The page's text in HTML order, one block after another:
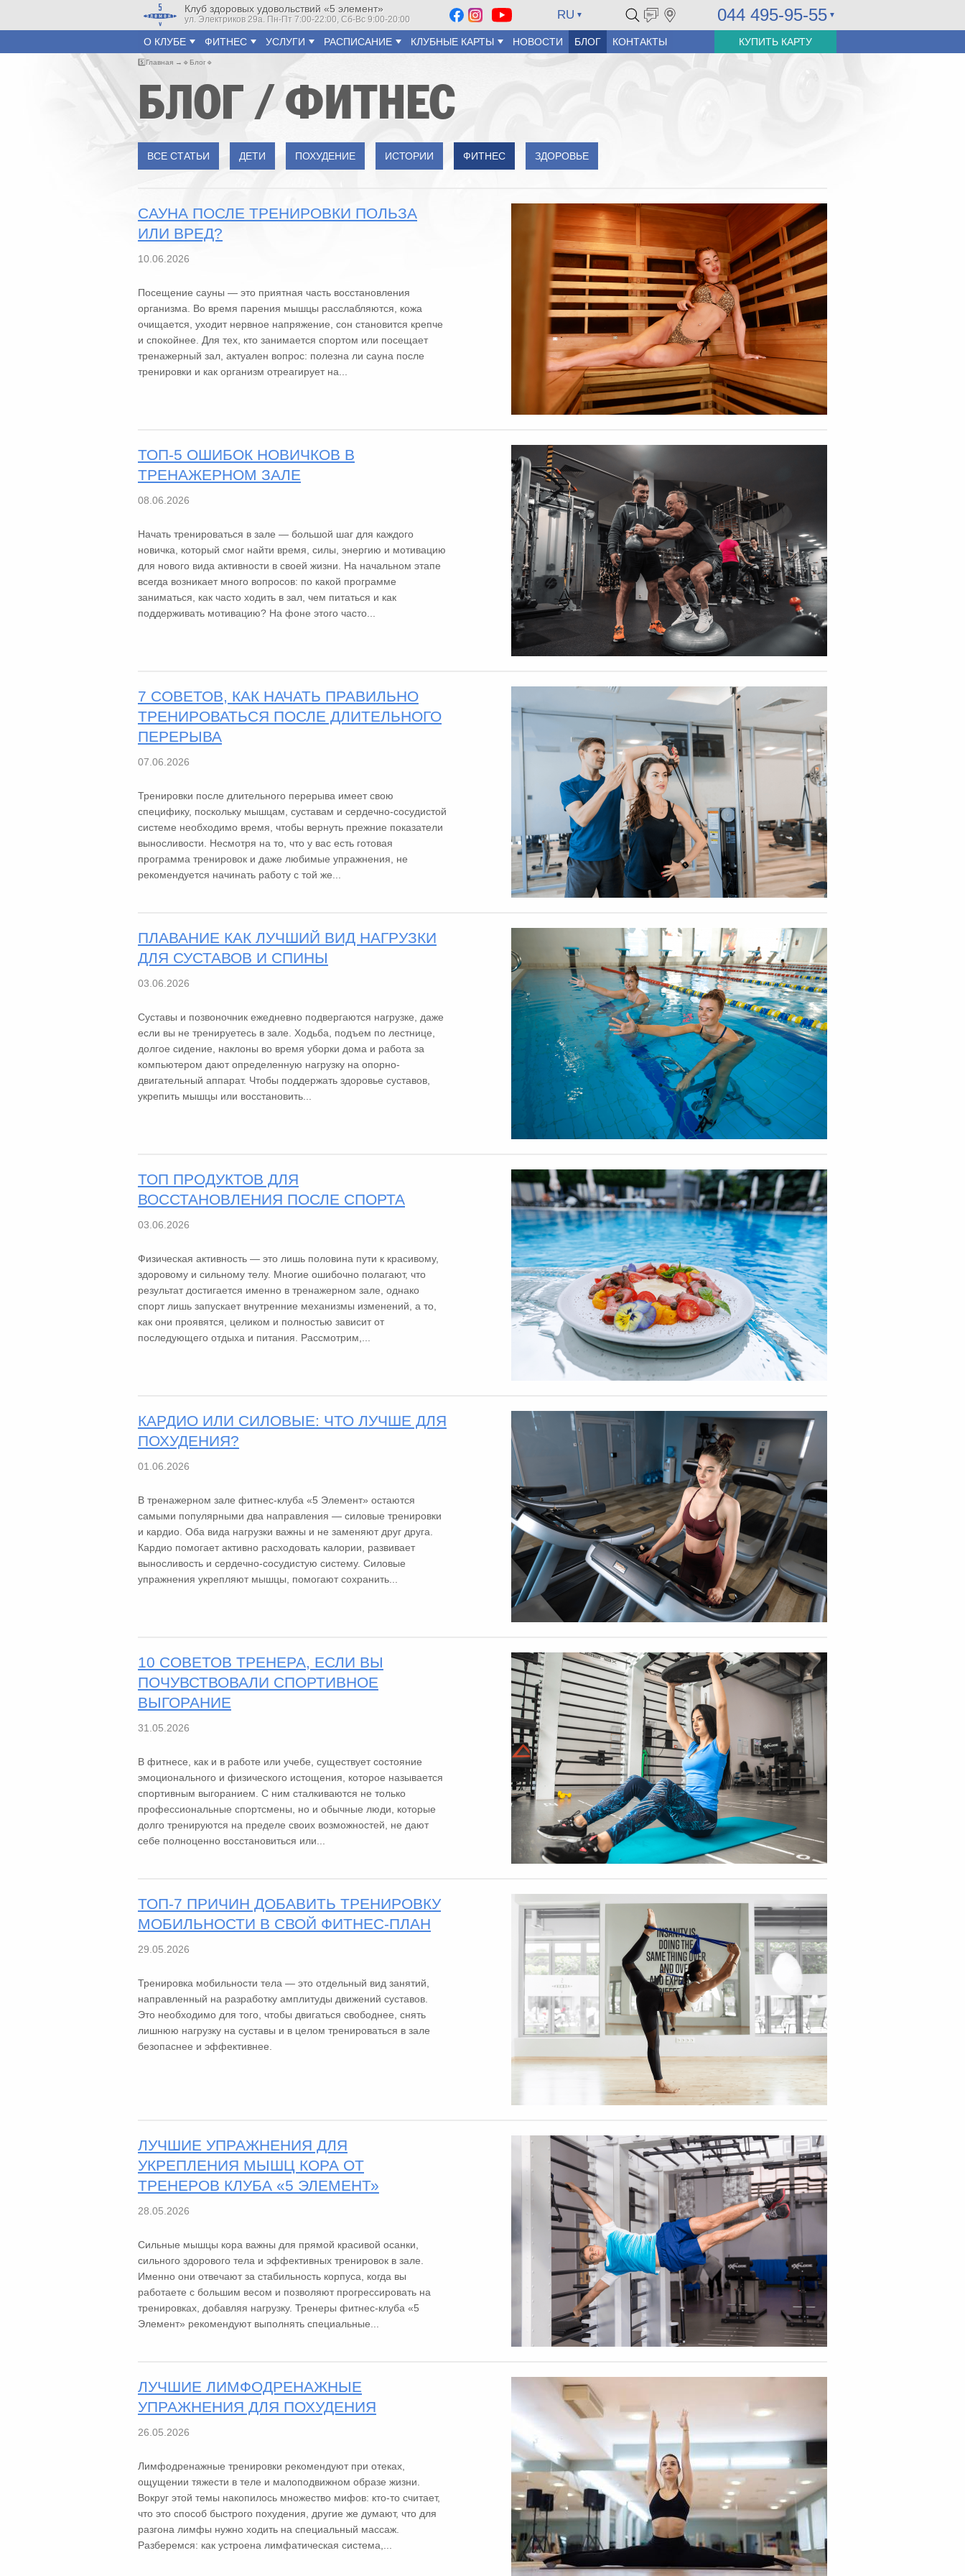
Клуб здоровых удовольствий «5 элемент»
ул. Электриков 29а. Пн-Пт 7:00-22:00, Сб-Вс 9:00-20:00 RU 044 495-95-55
О КЛУБЕ ФИТНЕС УСЛУГИ РАСПИСАНИЕ КЛУБНЫЕ КАРТЫ НОВОСТИ БЛОГ КОНТАКТЫ КУПИТЬ КАРТУ
5️⃣Главная 🔹 Блог🔹
БЛОГ / ФИТНЕС
ВСЕ СТАТЬИ ДЕТИ ПОХУДЕНИЕ ИСТОРИИ ФИТНЕС ЗДОРОВЬЕ
САУНА ПОСЛЕ ТРЕНИРОВКИ ПОЛЬЗА
ИЛИ ВРЕД?
10.06.2026
Посещение сауны — это приятная часть восстановления
организма. Во время парения мышцы расслабляются, кожа
очищается, уходит нервное напряжение, сон становится крепче
и спокойнее. Для тех, кто занимается спортом или посещает
тренажерный зал, актуален вопрос: полезна ли сауна после
тренировки и как организм отреагирует на...
ТОП-5 ОШИБОК НОВИЧКОВ В
ТРЕНАЖЕРНОМ ЗАЛЕ
08.06.2026
Начать тренироваться в зале — большой шаг для каждого
новичка, который смог найти время, силы, энергию и мотивацию
для нового вида активности в своей жизни. На начальном этапе
всегда возникает много вопросов: по какой программе
заниматься, как часто ходить в зал, чем питаться и как
поддерживать мотивацию? На фоне этого часто...
7 СОВЕТОВ, КАК НАЧАТЬ ПРАВИЛЬНО
ТРЕНИРОВАТЬСЯ ПОСЛЕ ДЛИТЕЛЬНОГО
ПЕРЕРЫВА
07.06.2026
Тренировки после длительного перерыва имеет свою
специфику, поскольку мышцам, суставам и сердечно-сосудистой
системе необходимо время, чтобы вернуть прежние показатели
выносливости. Несмотря на то, что у вас есть готовая
программа тренировок и даже любимые упражнения, не
рекомендуется начинать работу с той же...
ПЛАВАНИЕ КАК ЛУЧШИЙ ВИД НАГРУЗКИ
ДЛЯ СУСТАВОВ И СПИНЫ
03.06.2026
Суставы и позвоночник ежедневно подвергаются нагрузке, даже
если вы не тренируетесь в зале. Ходьба, подъем по лестнице,
долгое сидение, наклоны во время уборки дома и работа за
компьютером дают определенную нагрузку на опорно-
двигательный аппарат. Чтобы поддержать здоровье суставов,
укрепить мышцы или восстановить...
ТОП ПРОДУКТОВ ДЛЯ
ВОССТАНОВЛЕНИЯ ПОСЛЕ СПОРТА
03.06.2026
Физическая активность — это лишь половина пути к красивому,
здоровому и сильному телу. Многие ошибочно полагают, что
результат достигается именно в тренажерном зале, однако
спорт лишь запускает внутренние механизмы изменений, а то,
как они проявятся, целиком и полностью зависит от
последующего отдыха и питания. Рассмотрим,...
КАРДИО ИЛИ СИЛОВЫЕ: ЧТО ЛУЧШЕ ДЛЯ
ПОХУДЕНИЯ?
01.06.2026
В тренажерном зале фитнес-клуба «5 Элемент» остаются
самыми популярными два направления — силовые тренировки
и кардио. Оба вида нагрузки важны и не заменяют друг друга.
Кардио помогает активно расходовать калории, развивает
выносливость и сердечно-сосудистую систему. Силовые
упражнения укрепляют мышцы, помогают сохранить...
10 СОВЕТОВ ТРЕНЕРА, ЕСЛИ ВЫ
ПОЧУВСТВОВАЛИ СПОРТИВНОЕ
ВЫГОРАНИЕ
31.05.2026
В фитнесе, как и в работе или учебе, существует состояние
эмоционального и физического истощения, которое называется
спортивным выгоранием. С ним сталкиваются не только
профессиональные спортсмены, но и обычные люди, которые
долго тренируются на пределе своих возможностей, не дают
себе полноценно восстановиться или...
ТОП-7 ПРИЧИН ДОБАВИТЬ ТРЕНИРОВКУ
МОБИЛЬНОСТИ В СВОЙ ФИТНЕС-ПЛАН
29.05.2026
Тренировка мобильности тела — это отдельный вид занятий,
направленный на разработку амплитуды движений суставов.
Это необходимо для того, чтобы двигаться свободнее, снять
лишнюю нагрузку на суставы и в целом тренироваться в зале
безопаснее и эффективнее.
ЛУЧШИЕ УПРАЖНЕНИЯ ДЛЯ
УКРЕПЛЕНИЯ МЫШЦ КОРА ОТ
ТРЕНЕРОВ КЛУБА «5 ЭЛЕМЕНТ»
28.05.2026
Сильные мышцы кора важны для прямой красивой осанки,
сильного здорового тела и эффективных тренировок в зале.
Именно они отвечают за стабильность корпуса, когда вы
работаете с большим весом и позволяют прогрессировать на
тренировках, добавляя нагрузку. Тренеры фитнес-клуба «5
Элемент» рекомендуют выполнять специальные...
ЛУЧШИЕ ЛИМФОДРЕНАЖНЫЕ
УПРАЖНЕНИЯ ДЛЯ ПОХУДЕНИЯ
26.05.2026
Лимфодренажные тренировки рекомендуют при отеках,
ощущении тяжести в теле и малоподвижном образе жизни.
Вокруг этой темы накопилось множество мифов: кто-то считает,
что это способ быстрого похудения, другие же думают, что для
разгона лимфы нужно ходить на специальный массаж.
Разберемся: как устроена лимфатическая система,...